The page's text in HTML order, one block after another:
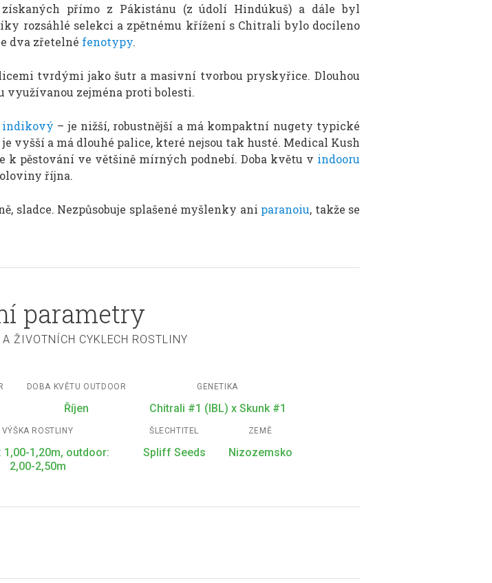
přímo z Pákistánu (z údolí Hindúkuš) a dále byl
rozsáhlé selekci a zpětnému křížení s Chitrali bylo docíleno
dva zřetelné fenotypy.
tvrdými jako šutr a masivní tvorbou pryskyřice. Dlouhou
využívanou zejména proti bolesti.
indikový – je nižší, robustnější a má kompaktní nugety typické
je vyšší a má dlouhé palice, které nejsou tak husté. Medical Kush
k pěstování ve většině mírných podnebí. Doba květu v indooru
října.
sladce. Nezpůsobuje splašené myšlenky ani paranoiu, takže se
parametry
ŽIVOTNÍCH CYKLECH ROSTLINY
DOBA KVĚTU OUTDOOR
Říjen
GENETIKA
Chitrali #1 (IBL) x Skunk #1
VÝŠKA ROSTLINY
1,00-1,20m, outdoor:
2,00-2,50m
ŠLECHTITEL
Spliff Seeds
ZEMĚ
Nizozemsko